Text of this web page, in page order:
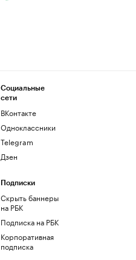
Социальные
сети
ВКонтакте
Одноклассники
Telegram
Дзен
Подписки
Скрыть баннеры
на РБК
Подписка на РБК
Корпоративная
подписка